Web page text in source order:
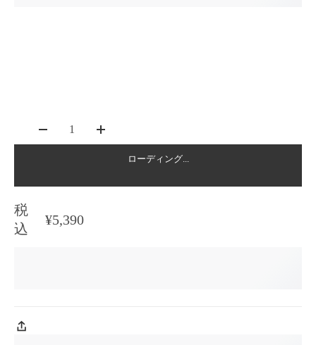
1
ローディング...
税
込
¥5,390